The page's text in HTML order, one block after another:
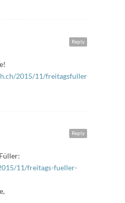
Reply
2015/11/freitagsfuller-
Reply
11/freitags-fueller-